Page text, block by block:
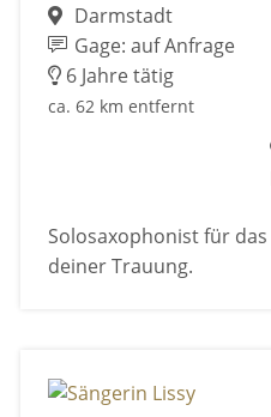
Darmstadt
Gage: auf Anfrage
6 Jahre tätig
ca. 62 km entfernt
Solosaxophonist für
deiner Trauung.